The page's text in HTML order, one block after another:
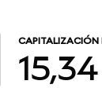
CAPITALIZACIÓN